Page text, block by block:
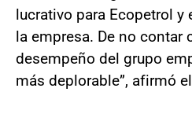
lucrativo para Ecopetrol y
la empresa. De no contar
desempeño del grupo
más deplorable”, afirmó